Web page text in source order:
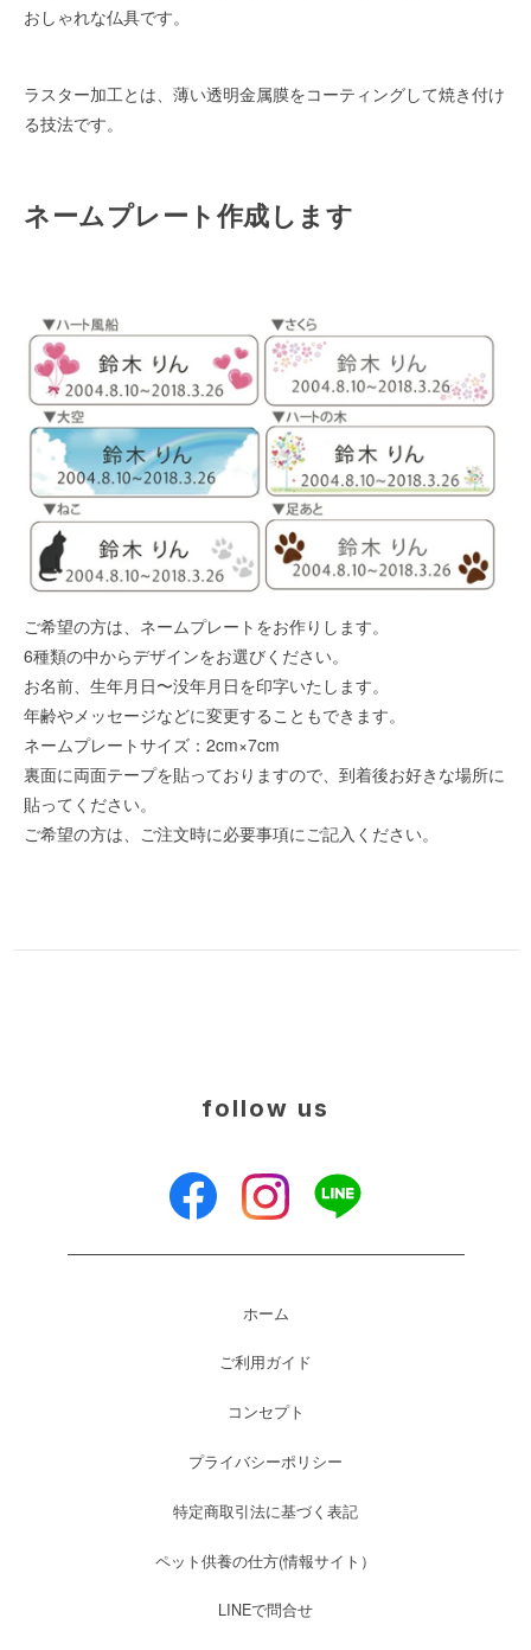
おしゃれな仏具です。
ラスター加工とは、薄い透明金属膜をコーティングして焼き付け
る技法です。
ネームプレート作成します
ご希望の方は、ネームプレートをお作りします。
6種類の中からデザインをお選びください。
お名前、生年月日〜没年月日を印字いたします。
年齢やメッセージなどに変更することもできます。
ネームプレートサイズ：2cm×7cm
裏面に両面テープを貼っておりますので、到着後お好きな場所に
貼ってください。
ご希望の方は、ご注文時に必要事項にご記入ください。
follow us
ホーム
ご利用ガイド
コンセプト
プライバシーポリシー
特定商取引法に基づく表記
ペット供養の仕方(情報サイト）
LINEで問合せ